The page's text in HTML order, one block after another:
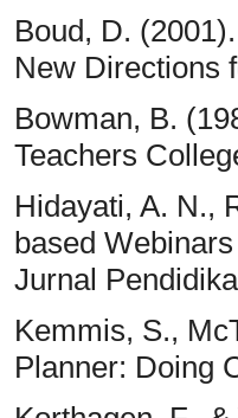
Boud, D.
New Directions
Bowman, B.
Teachers
Hidayati, A. N.,
based
Jurnal
Kemmis, S.,
Planner: Doing